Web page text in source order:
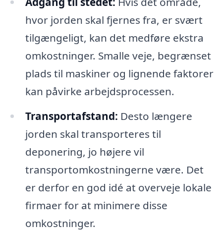
hvor jorden skal fjernes fra, er svært
tilgængeligt, kan det medføre ekstra
omkostninger. Smalle veje, begrænset
plads til maskiner og lignende faktorer
kan påvirke arbejdsprocessen.
Transportafstand: Desto længere
jorden skal transporteres til
deponering, jo højere vil
transportomkostningerne være. Det
er derfor en god idé at overveje lokale
firmaer for at minimere disse
omkostninger.